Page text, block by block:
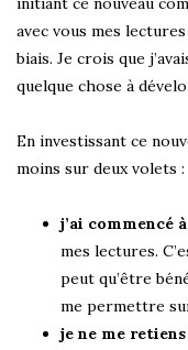
avec vous mes
biais. Je crois que
quelque chose à
En investissant ce
moins sur deux volets :
j’ai commencé
mes lectures.
peut qu’être
me permettre
je ne me